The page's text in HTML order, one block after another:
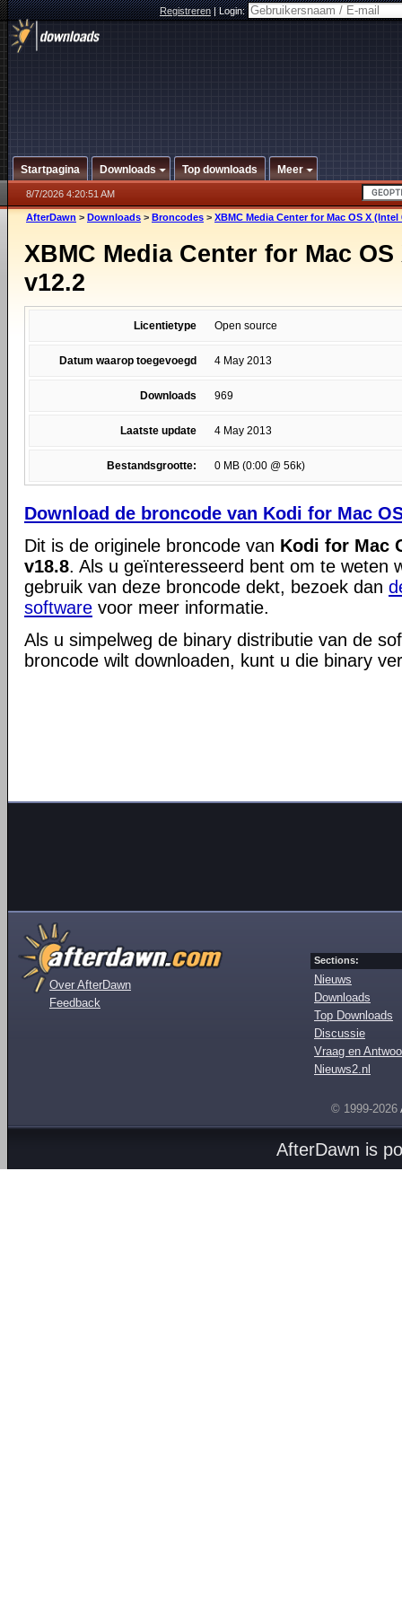
Registreren|Login:
Startpagina Downloads Top downloads Meer
8/7/2026 4:20:51 AM
AfterDawn > Downloads > Broncodes > XBMC Media Center for Mac OS X (Intel
XBMC Media Center for Mac
v12.2
Licentietype Open source
Datum waarop toegevoegd 4 May 2013
Downloads 969
Laatste update 4 May 2013
Bestandsgrootte: 0 MB (0:00 @ 56k)
Download de broncode van Kodi for Mac
Dit is de originele broncode van Kodi for Mac
v18.8. Als u geïnteresseerd bent om te weten
gebruik van deze broncode dekt, bezoek dan
software voor meer informatie.
Als u simpelweg de binary distributie van de
broncode wilt downloaden, kunt u die binary
Over AfterDawn
Feedback
Sections:
Nieuws
Downloads
Top Downloads
Discussie
Vraag en
Nieuws2.nl
© 1999-2026
AfterDawn is